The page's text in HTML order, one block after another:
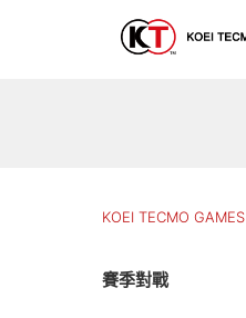
KOEI TECMO GAMES
賽季對戰